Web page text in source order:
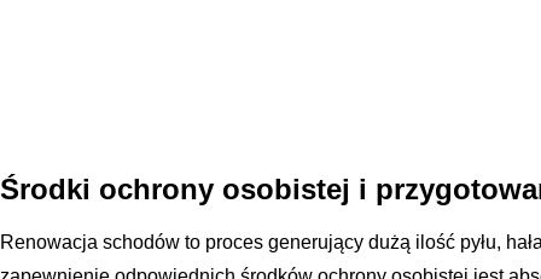
Środki ochrony osobistej i
Renowacja schodów to proces generujący dużą ilość pyłu,